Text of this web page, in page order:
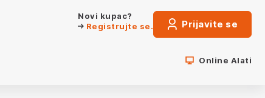
Novi kupac?
Registrujte se.
Prijavite se
Online Alati